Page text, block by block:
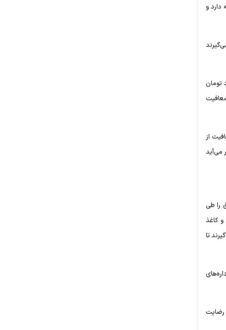
دارد و
صندوق تامین اجتماعی بیش از ۴۰ هزار میلیارد تومان
معافیت از
می‌آید
را طی
و کاغذ
تا
رضایت